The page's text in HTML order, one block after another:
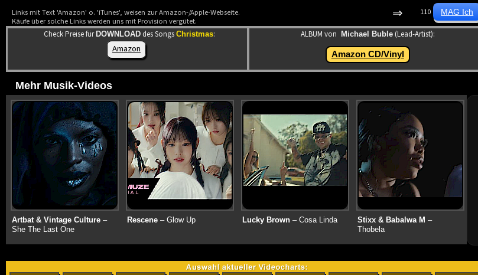
Links mit Text 'Amazon' o. 'iTunes', weisen zur Amazon-/Apple-Webseite.
Käufe über solche Links werden uns mit Provision vergütet.
⇒ 110
Check Preise für DOWNLOAD des SongsChristmas:
Amazon
ALBUM von Michael Buble(Lead-Artist):
Amazon CD/Vinyl
Mehr Musik-Videos
Artbat & Vintage Culture–
She The Last One
Rescene– Glow Up Lucky Brown– Cosa Linda Stixx & Babalwa M –
Thobela